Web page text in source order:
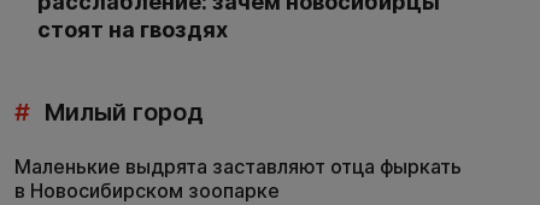
стоят на гвоздях
# Милый город
Маленькие выдрята заставляют отца фыркать
в Новосибирском зоопарке